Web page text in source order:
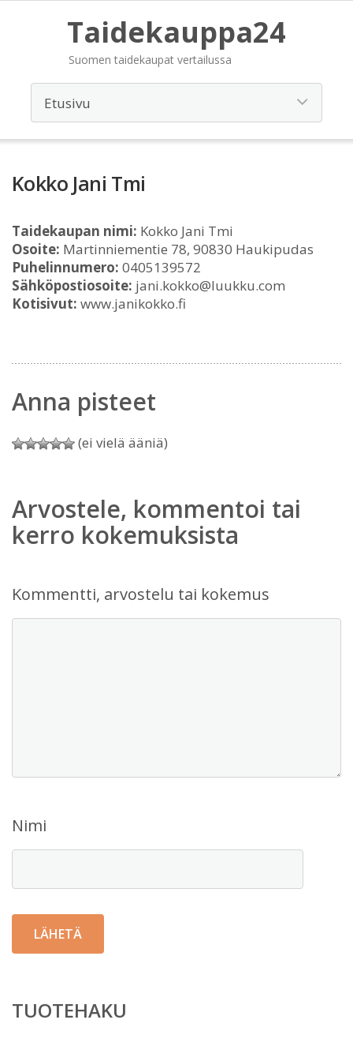
Taidekauppa24
Suomen taidekaupat vertailussa
Kokko Jani Tmi
Taidekaupan nimi: Kokko Jani Tmi
Osoite: Martinniementie 78, 90830 Haukipudas
Puhelinnumero: 0405139572
Sähköpostiosoite: jani.kokko@luukku.com
Kotisivut: www.janikokko.fi
Anna pisteet
(ei vielä ääniä)
Arvostele, kommentoi tai
kerro kokemuksista
Kommentti, arvostelu tai kokemus
Nimi
TUOTEHAKU